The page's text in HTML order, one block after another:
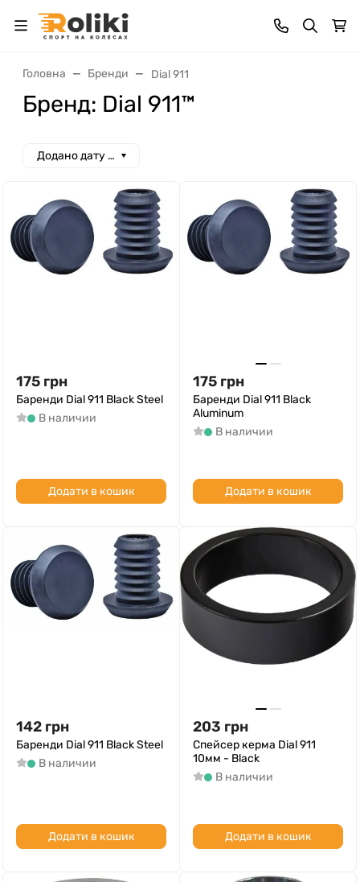
Головна Бренди Dial 911
Бренд: Dial 911™
Додано дату спад
175 грн
Баренди Dial 911 Black Steel
В наличии
Додати в кошик
175 грн
Баренди Dial 911 Black
Aluminum
В наличии
Додати в кошик
142 грн
Баренди Dial 911 Black Steel
В наличии
Додати в кошик
203 грн
Спейсер керма Dial 911
10мм - Black
В наличии
Додати в кошик